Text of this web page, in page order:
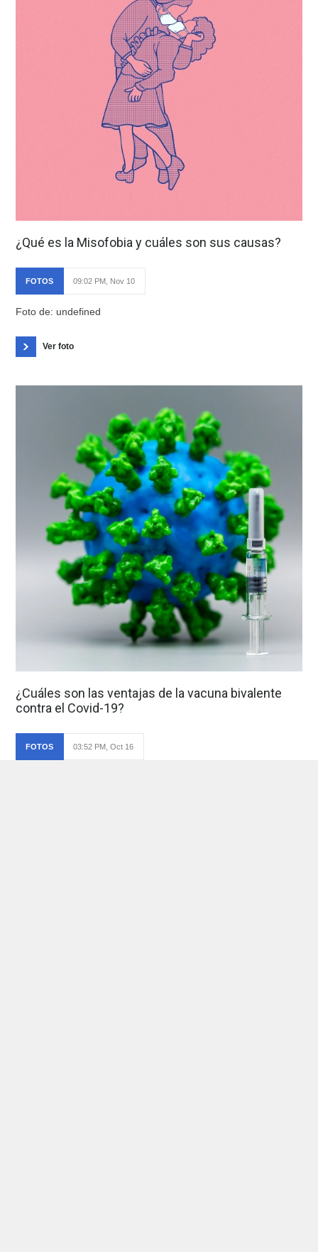
¿Qué es la Misofobia y cuáles son sus causas?
FOTOS 09:02 PM, Nov 10
Foto de: undefined
Ver foto
¿Cuáles son las ventajas de la vacuna bivalente
contra el Covid-19?
FOTOS 03:52 PM, Oct 16